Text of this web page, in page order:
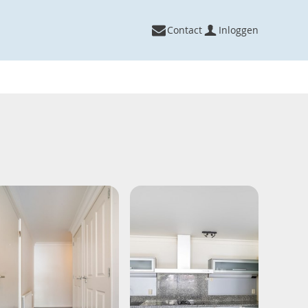
Contact Inloggen